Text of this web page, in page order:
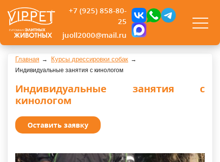
+7 (925) 858-80-
25
juoll2000@mail.ru
Главная Курсы дрессировки собак
Индивидуальные занятия с кинологом
Индивидуальные занятия с
кинологом
Оставить заявку